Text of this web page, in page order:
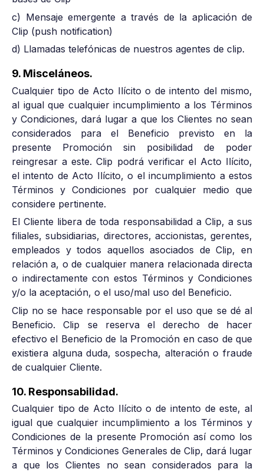
c) Mensaje emergente a través de la aplicación de
Clip (push notification)
d) Llamadas telefónicas de nuestros agentes de clip.
9. Misceláneos.
Cualquier tipo de Acto Ilícito o de intento del mismo,
al igual que cualquier incumplimiento a los Términos
y Condiciones, dará lugar a que los Clientes no sean
considerados para el Beneficio previsto en la
presente Promoción sin posibilidad de poder
reingresar a este. Clip podrá verificar el Acto Ilícito,
el intento de Acto Ilícito, o el incumplimiento a estos
Términos y Condiciones por cualquier medio que
considere pertinente.
El Cliente libera de toda responsabilidad a Clip, a sus
filiales, subsidiarias, directores, accionistas, gerentes,
empleados y todos aquellos asociados de Clip, en
relación a, o de cualquier manera relacionada directa
o indirectamente con estos Términos y Condiciones
y/o la aceptación, o el uso/mal uso del Beneficio.
Clip no se hace responsable por el uso que se dé al
Beneficio. Clip se reserva el derecho de hacer
efectivo el Beneficio de la Promoción en caso de que
existiera alguna duda, sospecha, alteración o fraude
de cualquier Cliente.
10. Responsabilidad.
Cualquier tipo de Acto Ilícito o de intento de este, al
igual que cualquier incumplimiento a los Términos y
Condiciones de la presente Promoción así como los
Términos y Condiciones Generales de Clip, dará lugar
a que los Clientes no sean considerados para la